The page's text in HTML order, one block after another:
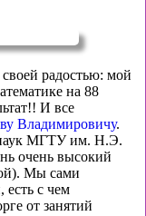
радостью: мой
на 88
И все
Владимировичу.
наук МГТУ им. Н.Э.
очень высокий
Мы сами
есть с чем
от занятий